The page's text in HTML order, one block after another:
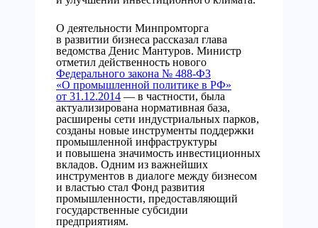
О деятельности Минпромторга
в развитии бизнеса рассказал глава
ведомства Денис Мантуров. Министр
отметил действенность нового
Федерального закона № 488-ФЗ
«О промышленной политике в РФ»
от 31.12.2014 — в частности, была
актуализирована нормативная база,
расширены сети индустриальных парков,
созданы новые инструменты поддержки
промышленной инфраструктуры
и повышена значимость инвестиционных
вкладов. Одним из важнейших
инструментов в диалоге между бизнесом
и властью стал Фонд развития
промышленности, предоставляющий
государственные субсидии
предприятиям.